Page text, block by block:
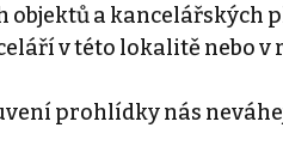
objektů a kancelářských
v této lokalitě nebo v
prohlídky nás